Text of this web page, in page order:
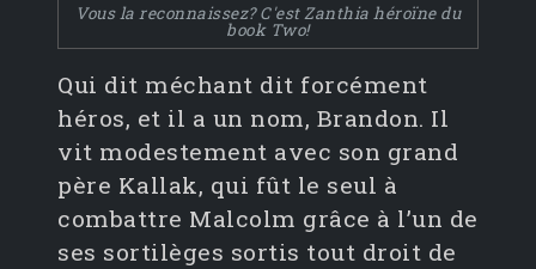
Vous la reconnaissez? C'est Zanthia héroïne du
book Two!
Qui dit méchant dit forcément
héros, et il a un nom, Brandon. Il
vit modestement avec son grand
père Kallak, qui fût le seul à
combattre Malcolm grâce à l’un de
ses sortilèges sortis tout droit de